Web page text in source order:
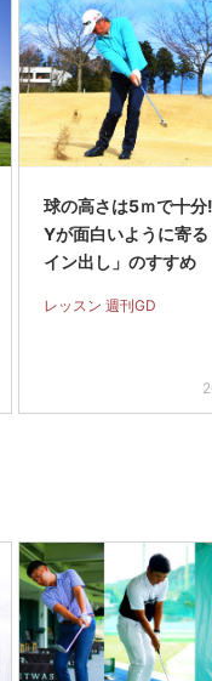
球の高さは5ｍで十
Yが面白いように寄
イン出し」のすすめ
レッスン 週刊GD